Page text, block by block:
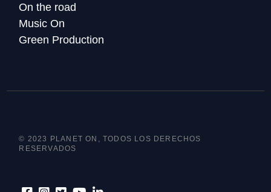
On the road
Music On
Green Production
© 2023 PLANET ON, TODOS LOS DERECHOS
RESERVADOS